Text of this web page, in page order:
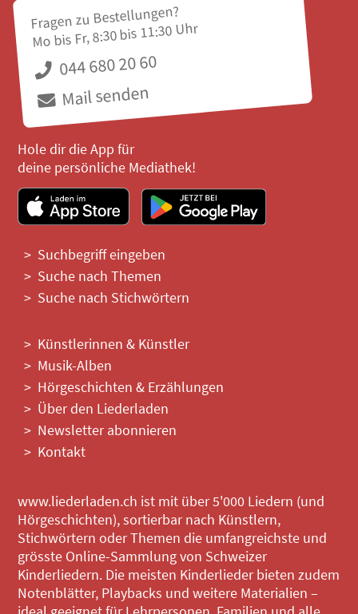
Fragen zu Bestellungen?
Mo bis Fr, 8:30 bis 11:30 Uhr
044 680 20 60
Mail senden
Hole dir die App für
deine persönliche Mediathek!
Suchbegriff eingeben
Suche nach Themen
Suche nach Stichwörtern
Künstlerinnen & Künstler
Musik-Alben
Hörgeschichten & Erzählungen
Über den Liederladen
Newsletter abonnieren
Kontakt
www.liederladen.ch ist mit über 5'000 Liedern (und
Hörgeschichten), sortierbar nach Künstlern,
Stichwörtern oder Themen die umfangreichste und
grösste Online-Sammlung von Schweizer
Kinderliedern. Die meisten Kinderlieder bieten zudem
Notenblätter, Playbacks und weitere Materialien –